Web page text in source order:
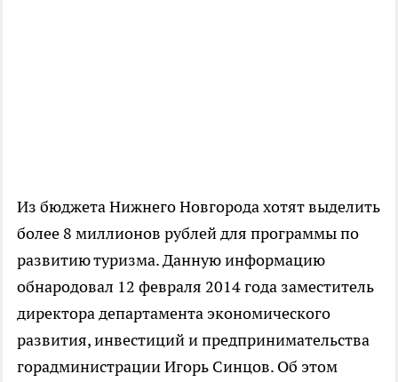
Из бюджета Нижнего Новгорода хотят выделить
более 8 миллионов рублей для программы по
развитию туризма. Данную информацию
обнародовал 12 февраля 2014 года заместитель
директора департамента экономического
развития, инвестиций и предпринимательства
горадминистрации Игорь Синцов. Об этом